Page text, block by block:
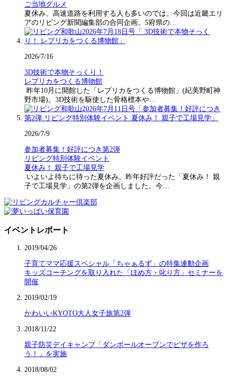
ご当地グルメ
夏休み、高速道路を利用する人も多いのでは。今回は近畿エリ
アのリビング新聞編集部の合同企画。5府県の…
2026/7/16
3D技術で本物そっくり！
レプリカをつくる博物館
昨年10月に開館した「レプリカをつくる博物館」(紀美野町神
野市場)。3D技術を駆使した骨格標本や…
2026/7/9
参加者募集！好評につき第2弾
リビング特別体験イベント
夏休み！ 親子で工場見学
いよいよ待ちに待った夏休み。昨年好評だった「夏休み！ 親
子で工場見学」の第2弾を企画しました。今…
イベントレポート
2019/04/26
子育てママ応援スペシャル「ちゃぁるず」の特集連動企画
キッズコーチングを取り入れた「ほめ方・叱り方」セミナーを
開催
2019/02/19
かわいいKYOTO大人女子旅第2弾
2018/11/22
親子防災デイキャンプ「ダンボールオーブンでピザを作ろ
う！」を実施
2018/08/02